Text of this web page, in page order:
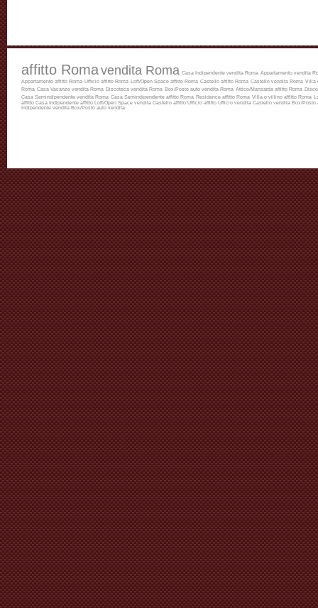
affitto Romavendita Roma Casa Indipendente vendita Roma Appartamento vendita
Appartamento affitto Roma
Ufficio affitto Roma Loft/Open Space affitto Roma Castello affitto Roma Castello vendita Roma Villa
Roma Casa Vacanze vendita Roma Discoteca vendita Roma Box/Posto auto vendita Roma Attico/Mansarda affitto Roma
Casa Semindipendente vendita Roma Casa Semindipendente affitto Roma Residence affitto Roma Villa o villino affitto Roma
affitto Casa Indipendente affitto Loft/Open Space vendita Castello affitto Ufficio affitto Ufficio vendita Castello vendita Box/Posto
Indipendente vendita Box/Posto auto vendita